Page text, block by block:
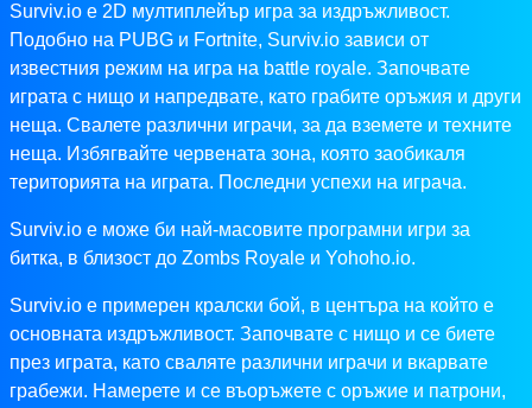
Surviv.io е 2D мултиплейър игра за издръжливост.
Подобно на PUBG и Fortnite, Surviv.io зависи от
известния режим на игра на battle royale. Започвате
играта с нищо и напредвате, като грабите оръжия и други
неща. Свалете различни играчи, за да вземете и техните
неща. Избягвайте червената зона, която заобикаля
територията на играта. Последни успехи на играча.
Surviv.io е може би най-масовите програмни игри за
битка, в близост до Zombs Royale и Yohoho.io.
Surviv.io е примерен кралски бой, в центъра на който е
основната издръжливост. Започвате с нищо и се биете
през играта, като сваляте различни играчи и вкарвате
грабежи. Намерете и се въоръжете с оръжие и патрони,